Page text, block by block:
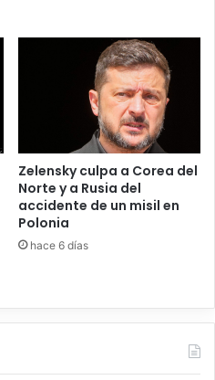
Zelensky culpa a Corea del
Norte y a Rusia del
accidente de un misil en
Polonia
hace 6 días